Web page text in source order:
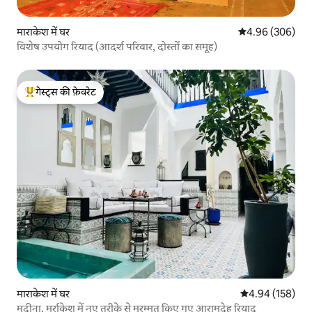
माराकेश में घर औसत रेटिंग 5 में से
4.96 (306)
विशेष उपयोग रियाद (आदर्श परिवार, दोस्तों का समूह)
गेस्ट्स का टॉप फ़ेवरेट
गेस्ट्स की फ़ेवरेट
माराकेश में घर औसत रेटिंग 5 में से
4.94 (158)
मदीना, मर्राकेश में नए तरीके से मरम्मत किए गए आरामदेह रियाद